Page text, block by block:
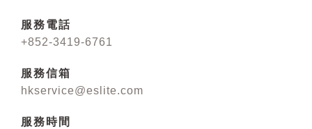
服務電話
+852-3419-6761
服務信箱
hkservice@eslite.com
服務時間